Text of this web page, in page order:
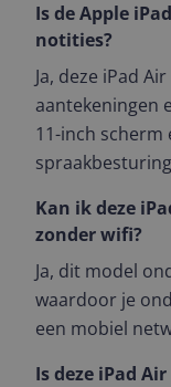
Is de Apple
notities?
Ja, deze iPad
aantekeningen
11-inch
Kan ik deze
zonder wifi?
Ja, dit model
waardoor je
een mobiel
Is deze iPad